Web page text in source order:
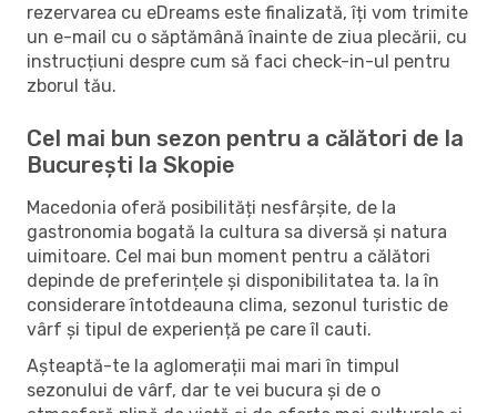
rezervarea cu eDreams este finalizată, îți vom trimite
un e-mail cu o săptămână înainte de ziua plecării, cu
instrucțiuni despre cum să faci check-in-ul pentru
zborul tău.
Cel mai bun sezon pentru a călători de la
București la Skopie
Macedonia oferă posibilități nesfârșite, de la
gastronomia bogată la cultura sa diversă și natura
uimitoare. Cel mai bun moment pentru a călători
depinde de preferințele și disponibilitatea ta. Ia în
considerare întotdeauna clima, sezonul turistic de
vârf și tipul de experiență pe care îl cauti.
Așteaptă-te la aglomerații mai mari în timpul
sezonului de vârf, dar te vei bucura și de o